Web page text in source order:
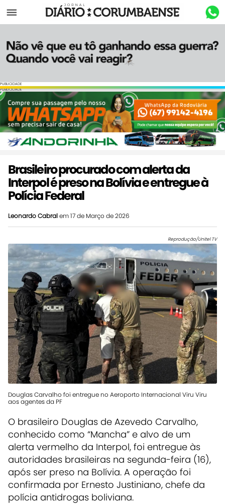
Menu
PUBLICIDADE
PUBLICIDADE
Brasileiro procurado com alerta da
Interpol é preso na Bolívia e entregue à
Polícia Federal
Leonardo Cabralem 17 de Março de 2026
Reprodução/Unitel TV
Douglas Carvalho foi entregue no Aeroporto Internacional Viru Viru
aos agentes da PF
O brasileiro Douglas de Azevedo Carvalho,
conhecido como “Mancha” e alvo de um
alerta vermelho da Interpol, foi entregue às
autoridades brasileiras na segunda-feira (16),
após ser preso na Bolívia. A operação foi
confirmada por Ernesto Justiniano, chefe da
polícia antidrogas boliviana.